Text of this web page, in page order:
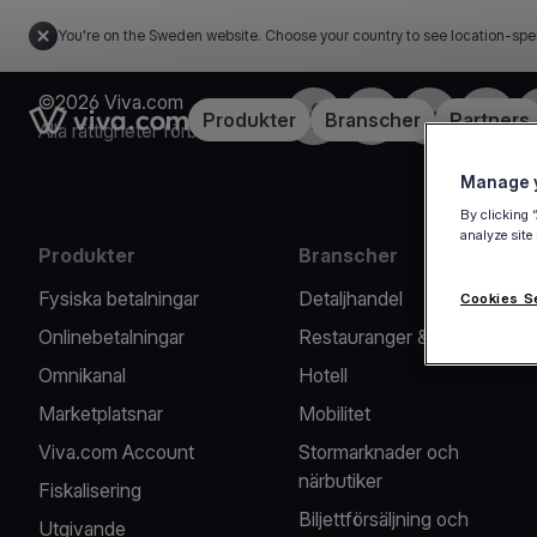
You're on the Sweden website. Choose your country to see location-
Link to the homepageProdukter Branscher Partners
©2026 Viva.com
Alla rättigheter förbehållna
Facebook
X LinkedIn
Produkter
Fysiska betalningar
Onlinebetalningar
Omnikanal
Marketplatsnar
Viva.com Account
Fiskalisering
Utgivande
Branscher
Detaljhandel
Restauranger & Caféer
Hotell
Mobilitet
Stormarknader och
närbutiker
Biljettförsäljning och
Manage
By clicking
analyze
Cookies